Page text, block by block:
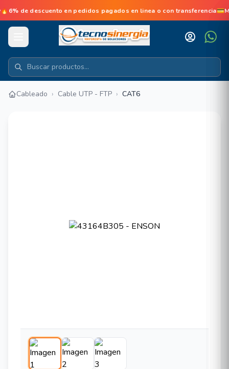
de descuento en pedidos pagados en linea o con
Cableado › Cable UTP - FTP › CAT6